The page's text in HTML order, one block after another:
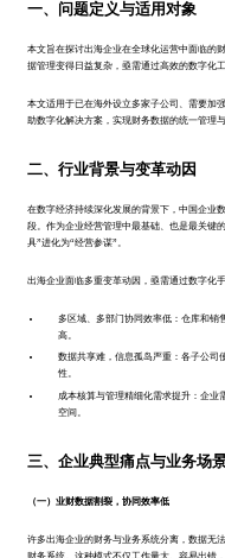
一、问题定义与适用对象
本文旨在探讨出海企业在全球化运营中面临的
据管理变得日益复杂，亟需通过高效的数字化
本文适用于已在海外设立多家子公司、需要加
助数字化解决方案，实现财务数据的统一管理
二、行业背景与变革动因
在数字经济持续深化发展的背景下，中国企业
段。作为企业经营管理中最基础、也是最关键
具”进化为“经营参谋”。
出海企业面临多重变革动因，亟需通过数字化
多区域、多部门协同效率低：仓库和销
高。
数据共享难，信息孤岛严重：各子公司
性。
成本核算与管理精细化需求提升：企业
空间。
三、企业典型痛点与业务场
（一）业财数据割裂，协同效率低
许多出海企业的财务与业务系统分离，数据无
财务系统。这种模式不仅工作量大、容易出错